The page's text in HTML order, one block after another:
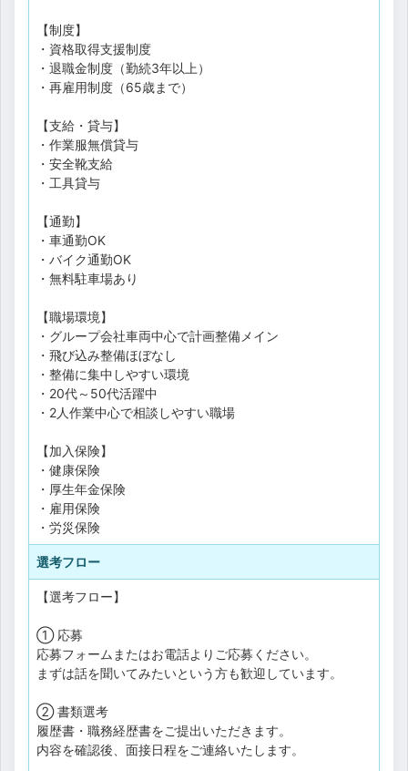
【制度】
・資格取得支援制度
・退職金制度（勤続3年以上）
・再雇用制度（65歳まで）
【支給・貸与】
・作業服無償貸与
・安全靴支給
・工具貸与
【通勤】
・車通勤OK
・バイク通勤OK
・無料駐車場あり
【職場環境】
・グループ会社車両中心で計画整備メイン
・飛び込み整備ほぼなし
・整備に集中しやすい環境
・20代～50代活躍中
・2人作業中心で相談しやすい職場
【加入保険】
・健康保険
・厚生年金保険
・雇用保険
・労災保険
選考フロー
【選考フロー】
① 応募
応募フォームまたはお電話よりご応募ください。
まずは話を聞いてみたいという方も歓迎しています。
② 書類選考
履歴書・職務経歴書をご提出いただきます。
内容を確認後、面接日程をご連絡いたします。